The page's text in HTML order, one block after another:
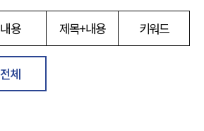
내용 제목+내용 키워드
전체